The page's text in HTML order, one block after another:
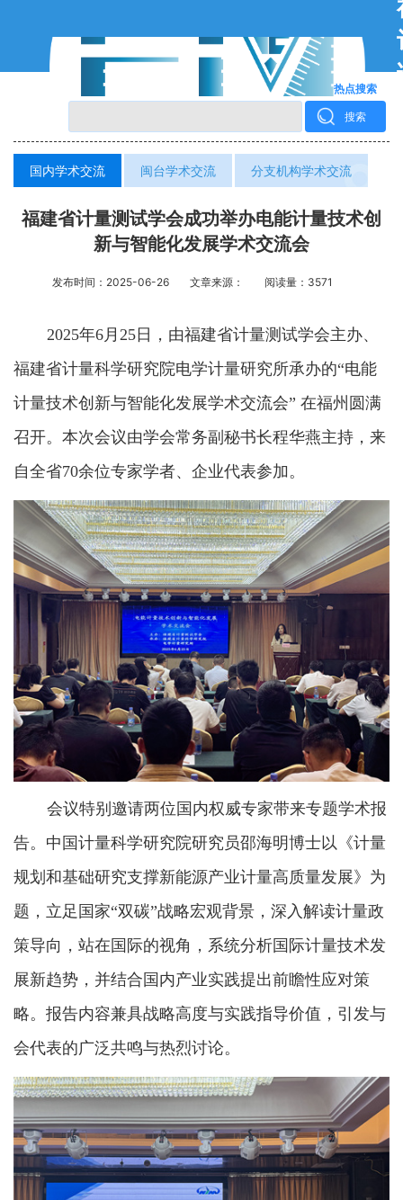
热点搜索
搜索
国内学术交流 闽台学术交流 分支机构学术交流
福建省计量测试学会成功举办电能计量技术创
新与智能化发展学术交流会
发布时间：2025-06-26 文章来源： 阅读量：3571
2025年6月25日，由福建省计量测试学会主办、
福建省计量科学研究院电学计量研究所承办的“电能
计量技术创新与智能化发展学术交流会” 在福州圆满
召开。本次会议由学会常务副秘书长程华燕主持，来
自全省70余位专家学者、企业代表参加。
会议特别邀请两位国内权威专家带来专题学术报
告。中国计量科学研究院研究员邵海明博士以《计量
规划和基础研究支撑新能源产业计量高质量发展》为
题，立足国家“双碳”战略宏观背景，深入解读计量政
策导向，站在国际的视角，系统分析国际计量技术发
展新趋势，并结合国内产业实践提出前瞻性应对策
略。报告内容兼具战略高度与实践指导价值，引发与
会代表的广泛共鸣与热烈讨论。